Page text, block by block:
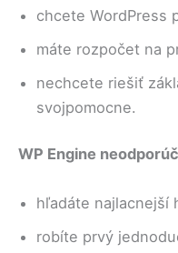
chcete WordPress
máte rozpočet na
nechcete riešiť
svojpomocne.
WP Engine
hľadáte najlacnejší
robíte prvý